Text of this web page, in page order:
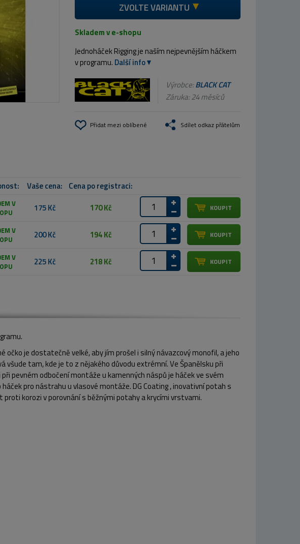
ZVOLTE VARIANTU
Skladem v e-shopu
Jednoháček Rigging je naším nejpevnějším háčkem
v programu. Další info
Výrobce:BLACK CAT
Záruka: 24 měsíců
Přidat mezi oblíbené Sdílet odkaz přátelům
Vaše cena:
Cena po registraci:
V
175 Kč 170 Kč
V
200 Kč 194 Kč
V
225 Kč 218 Kč
očko je dostatečně velké, aby jím prošel i silný návazcový monofil, a jeho
všude tam, kde je to z nějakého důvodu extrémní. Ve Španělsku při
pevném odbočení montáže u kamenných náspů je háček ve svém
pro nástrahu u vlasové montáže. DG Coating , inovativní potah s
korozi v porovnání s běžnými potahy a krycími vrstvami.